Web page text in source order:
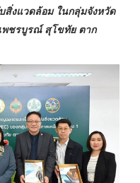
งแวดล้อม ในกลุ่มจังหวัด
พชรบูรณ์ สุโขทัย ตาก